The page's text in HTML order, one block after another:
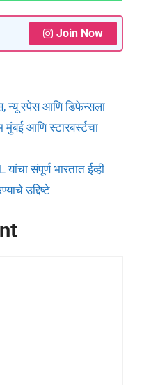
Join Now
न्यू स्पेस आणि डिफेन्सला
आणि स्टारबर्स्टचा
संपूर्ण भारतात ईव्ही
उद्दिष्टे